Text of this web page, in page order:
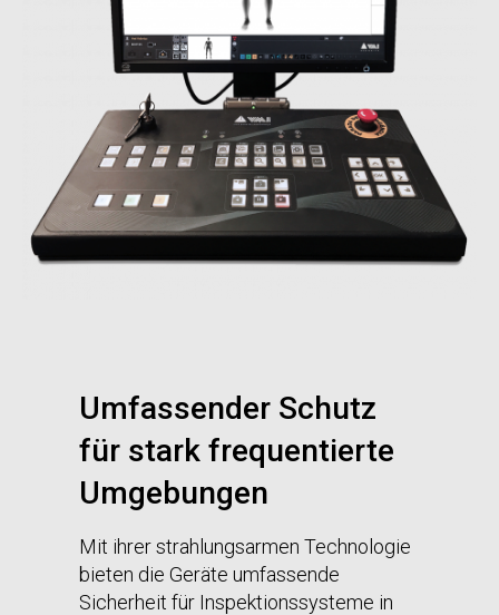
Umfassender Schutz
für stark frequentierte
Umgebungen
Mit ihrer strahlungsarmen Technologie
bieten die Geräte umfassende
Sicherheit für Inspektionssysteme in